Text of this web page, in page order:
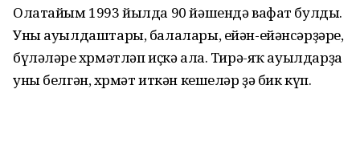
Олатайым 1993 йылда 90 йәшендә вафат булды.
Уны ауылдаштары, балалары, ейән-ейәнсәрҙәре,
бүләләре хөрмәтләп иҫкә ала. Тирә-яҡ ауылдарҙа
уны белгән, хөрмәт иткән кешеләр ҙә бик күп.